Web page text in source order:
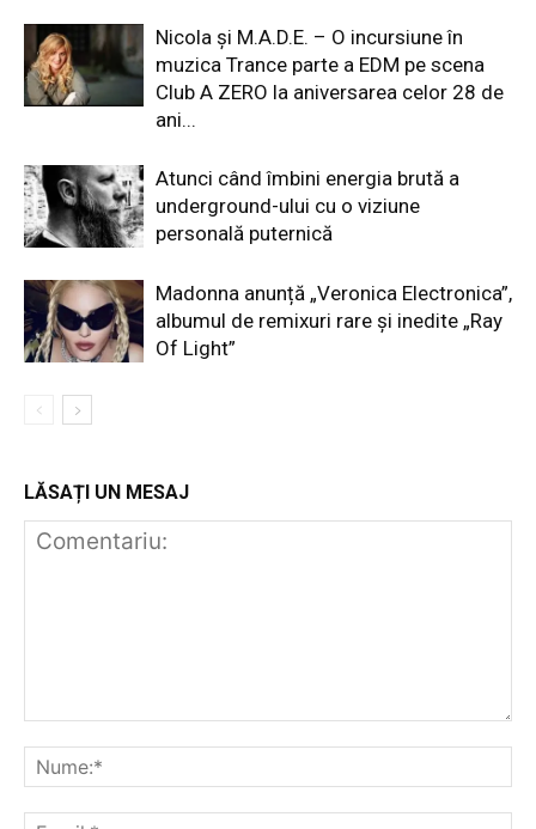
Nicola și M.A.D.E. – O incursiune în
muzica Trance parte a EDM pe scena
Club A ZERO la aniversarea celor 28 de
ani...
Atunci când îmbini energia brută a
underground-ului cu o viziune
personală puternică
Madonna anunță „Veronica Electronica”,
albumul de remixuri rare și inedite „Ray
Of Light”
LĂSAȚI UN MESAJ